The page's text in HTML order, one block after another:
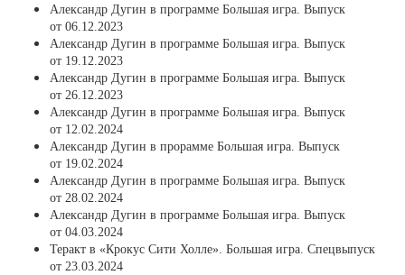
Александр Дугин в программе Большая игра. Выпуск
от 06.12.2023
Александр Дугин в программе Большая игра. Выпуск
от 19.12.2023
Александр Дугин в программе Большая игра. Выпуск
от 26.12.2023
Александр Дугин в программе Большая игра. Выпуск
от 12.02.2024
Александр Дугин в прорамме Большая игра. Выпуск
от 19.02.2024
Александр Дугин в программе Большая игра. Выпуск
от 28.02.2024
Александр Дугин в программе Большая игра. Выпуск
от 04.03.2024
Теракт в «Крокус Сити Холле». Большая игра. Спецвыпуск
от 23.03.2024